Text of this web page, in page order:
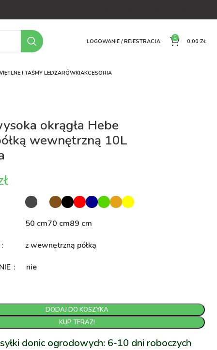
LOGOWANIE / REJESTRACJA
0
0,00 ZŁ
I TAŚMY LEDŻARÓWKIAKCESORIA
okrągła Hebe
wewnętrzną 10L
50 cm70 cm89 cm
z wewnętrzną półką
nie
DODAJ DO KOSZYKA
KUP TERAZ!
donic ogrodowych: 6-10 dni roboczych